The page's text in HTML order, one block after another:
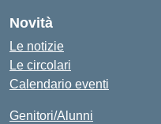
Novità
Le notizie
Le circolari
Calendario eventi
Genitori/Alunni